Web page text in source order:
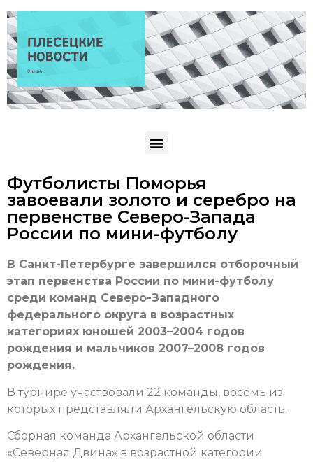
Футболисты Поморья
завоевали золото и серебро на
первенстве Северо-Запада
России по мини-футболу
В Санкт-Петербурге завершился отборочный
этап первенства России по мини-футболу
среди команд Северо-Западного
федерального округа в возрастных
категориях юношей 2003–2004 годов
рождения и мальчиков 2007–2008 годов
рождения.
В турнире участвовали 22 команды, восемь из
которых представляли Архангельскую область.
Сборная команда Архангельской области
«Северная Двина» в возрастной категории